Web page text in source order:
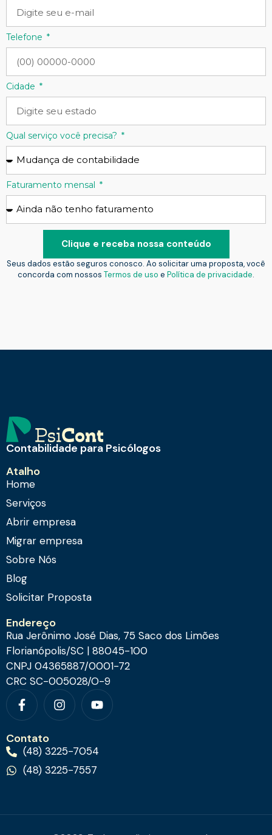
Telefone
Cidade
Qual serviço você precisa?
Faturamento mensal
Clique e receba nossa conteúdo
Seus dados estão seguros conosco. Ao solicitar uma proposta, você
concorda com nossos Termos de uso e Política de privacidade.
Contabilidade para Psicólogos
Atalho
Home
Serviços
Abrir empresa
Migrar empresa
Sobre Nós
Blog
Solicitar Proposta
Endereço
Rua Jerônimo José Dias, 75 Saco dos Limões
Florianópolis/SC | 88045-100
CNPJ 04365887/0001-72
CRC SC-005028/O-9
Contato
(48) 3225-7054
(48) 3225-7557